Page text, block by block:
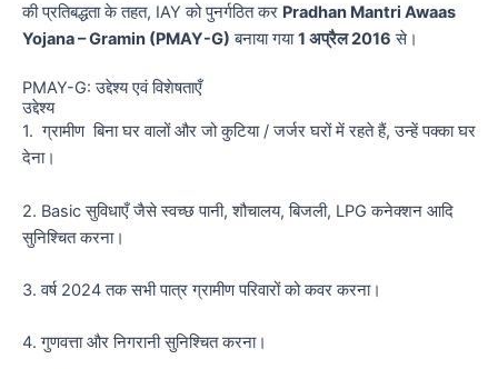
की प्रतिबद्धता के तहत, IAY को पुनर्गठित कर Pradhan Mantri Awaas
Yojana – Gramin (PMAY-G) बनाया गया1 अप्रैल 2016 से।
PMAY-G: उद्देश्य एवं विशेषताएँ
उद्देश्य
1. ग्रामीण बिना घर वालों और जो कुटिया / जर्जर घरों में रहते हैं, उन्हें पक्का घर
देना।
2. Basic सुविधाएँ जैसे स्वच्छ पानी, शौचालय, बिजली, LPG कनेक्शन आदि
सुनिश्चित करना।
3. वर्ष 2024 तक सभी पात्र ग्रामीण परिवारों को कवर करना।
4. गुणवत्ता और निगरानी सुनिश्चित करना।